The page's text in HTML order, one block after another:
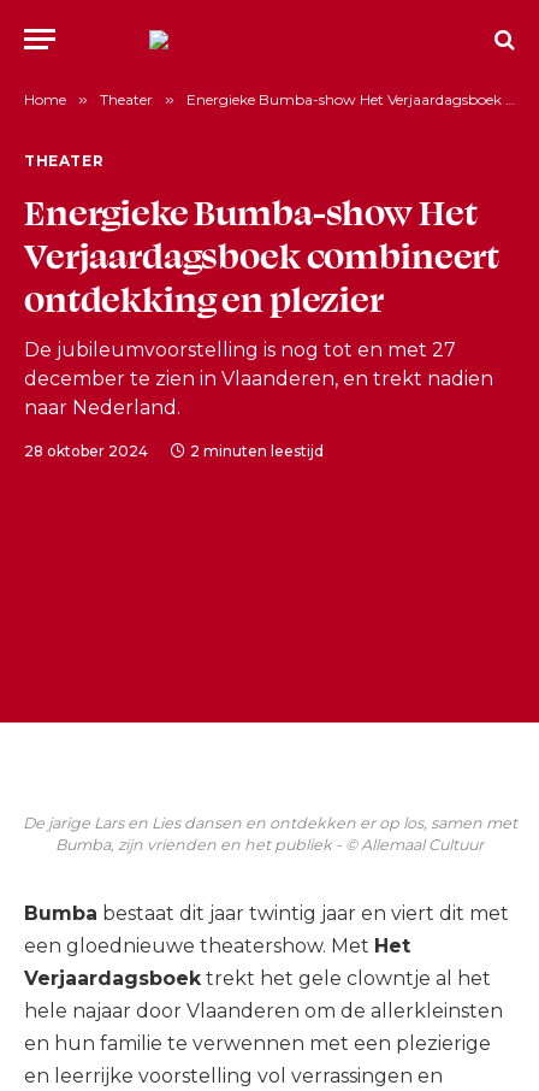
Home » Theater » Energieke Bumba-show Het Verjaardagsboek combineert ontdekking en plezier
THEATER
Energieke Bumba-show Het
Verjaardagsboek combineert
ontdekking en plezier
De jubileumvoorstelling is nog tot en met 27
december te zien in Vlaanderen, en trekt nadien
naar Nederland.
28 oktober 2024 2 minuten leestijd
De jarige Lars en Lies dansen en ontdekken er op los, samen met
Bumba, zijn vrienden en het publiek - © Allemaal Cultuur
Bumba bestaat dit jaar twintig jaar en viert dit met
een gloednieuwe theatershow. Met Het
Verjaardagsboektrekt het gele clowntje al het
hele najaar door Vlaanderen om de allerkleinsten
en hun familie te verwennen met een plezierige
en leerrijke voorstelling vol verrassingen en